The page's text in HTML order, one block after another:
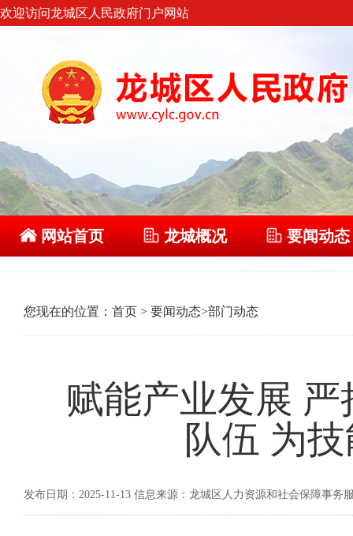
欢迎访问龙城区人民政府门户网站
网站首页 龙城概况 要闻动态
您现在的位置： 首页 > 要闻动态>部门动态
赋能产业发展
队伍 为
发布日期：2025-11-13 信息来源：龙城区人力资源和社会保障事务